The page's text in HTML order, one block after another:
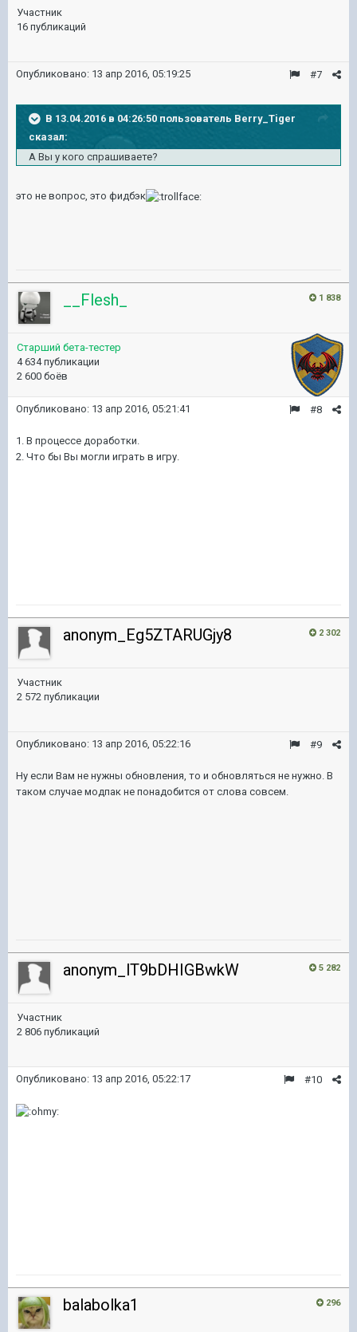
Участник
16 публикаций
#7
Опубликовано: 13 апр 2016, 05:19:25
В 13.04.2016 в 04:26:50 пользователь Berry_Tiger
сказал:
А Вы у кого спрашиваете?
это не вопрос, это фидбэк
1 838
__Flesh_
Старший бета-тестер
4 634 публикации
2 600 боёв
#8
Опубликовано: 13 апр 2016, 05:21:41
1. В процессе доработки.
2. Что бы Вы могли играть в игру.
2 302
anonym_Eg5ZTARUGjy8
Участник
2 572 публикации
#9
Опубликовано: 13 апр 2016, 05:22:16
Ну если Вам не нужны обновления, то и обновляться не нужно. В
таком случае модпак не понадобится от слова совсем.
5 282
anonym_lT9bDHIGBwkW
Участник
2 806 публикаций
#10
Опубликовано: 13 апр 2016, 05:22:17
296
balabolka1